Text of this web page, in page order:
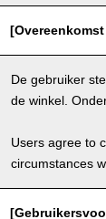
De gebruiker
de winkel.
Users agree to
circumstances